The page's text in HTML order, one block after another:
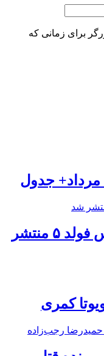
برای زمانی که
اولین تصاویر شیائومی میکس فولد ۵ منتشر